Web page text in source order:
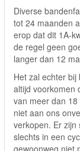
Diverse
tot 24 maanden
erop dat dit 1A-
de regel geen
langer dan 12
Het zal echter
altijd voorkomen
van meer dan
niet aan ons
verkopen. Er zijn
slechts in een